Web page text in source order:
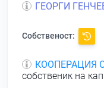
ГЕОРГИ
Собственост:
КООПЕРАЦИЯ
собственик на